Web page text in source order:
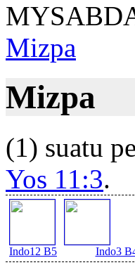
Mizpa
Mizpa
(1) suatu
Yos 11:3.
Indo12 B5 Indo3